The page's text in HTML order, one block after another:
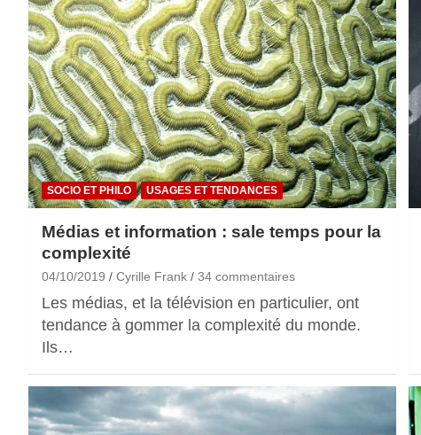
SOCIO ET PHILO USAGES ET TENDANCES
Médias et information : sale temps pour la
complexité
04/10/2019 Cyrille Frank 34 commentaires
Les médias, et la télévision en particulier, ont
tendance à gommer la complexité du monde.
Ils…